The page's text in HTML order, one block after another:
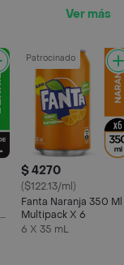
Ver más
Patrocinado
$ 4270
($122.13/ml)
Fanta Naranja 350 Ml
Multipack X 6
6 X 35 mL